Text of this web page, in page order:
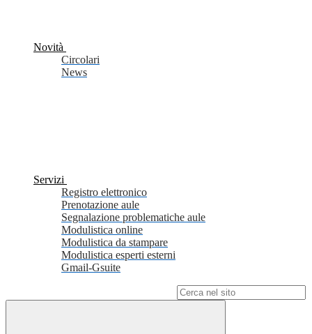
Novità
Circolari
News
Servizi
Registro elettronico
Prenotazione aule
Segnalazione problematiche aule
Modulistica online
Modulistica da stampare
Modulistica esperti esterni
Gmail-Gsuite